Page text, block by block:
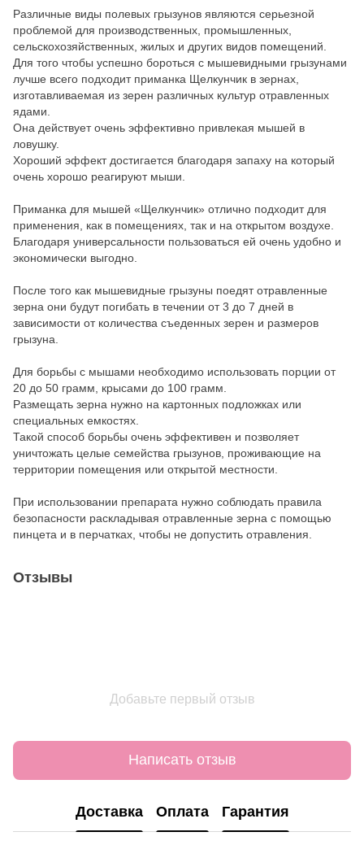
Различные виды полевых грызунов являются серьезной
проблемой для производственных, промышленных,
сельскохозяйственных, жилых и других видов помещений.
Для того чтобы успешно бороться с мышевидными грызунами
лучше всего подходит приманка Щелкунчик в зернах,
изготавливаемая из зерен различных культур отравленных
ядами.
Она действует очень эффективно привлекая мышей в
ловушку.
Хороший эффект достигается благодаря запаху на который
очень хорошо реагируют мыши.
Приманка для мышей «Щелкунчик» отлично подходит для
применения, как в помещениях, так и на открытом воздухе.
Благодаря универсальности пользоваться ей очень удобно и
экономически выгодно.
После того как мышевидные грызуны поедят отравленные
зерна они будут погибать в течении от 3 до 7 дней в
зависимости от количества съеденных зерен и размеров
грызуна.
Для борьбы с мышами необходимо использовать порции от
20 до 50 грамм, крысами до 100 грамм.
Размещать зерна нужно на картонных подложках или
специальных емкостях.
Такой способ борьбы очень эффективен и позволяет
уничтожать целые семейства грызунов, проживающие на
территории помещения или открытой местности.
При использовании препарата нужно соблюдать правила
безопасности раскладывая отравленные зерна с помощью
пинцета и в перчатках, чтобы не допустить отравления.
Отзывы
Добавьте первый отзыв
Написать отзыв
Доставка Оплата Гарантия